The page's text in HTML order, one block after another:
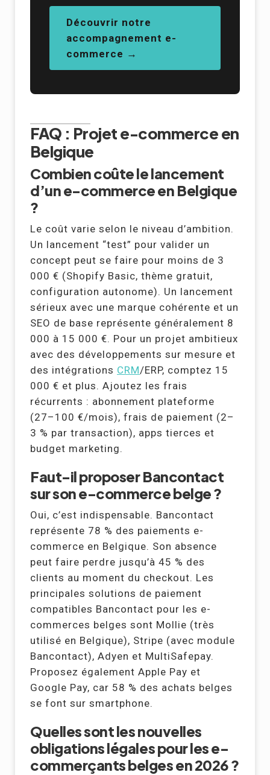
Découvrir notre
accompagnement e-
commerce →
FAQ : Projet e-commerce en
Belgique
Combien coûte le lancement
d’un e-commerce en Belgique
?
Le coût varie selon le niveau d’ambition.
Un lancement “test” pour valider un
concept peut se faire pour moins de 3
000 € (Shopify Basic, thème gratuit,
configuration autonome). Un lancement
sérieux avec une marque cohérente et un
SEO de base représente généralement 8
000 à 15 000 €. Pour un projet ambitieux
avec des développements sur mesure et
des intégrations CRM/ERP, comptez 15
000 € et plus. Ajoutez les frais
récurrents : abonnement plateforme
(27–100 €/mois), frais de paiement (2–
3 % par transaction), apps tierces et
budget marketing.
Faut-il proposer Bancontact
sur son e-commerce belge ?
Oui, c’est indispensable. Bancontact
représente 78 % des paiements e-
commerce en Belgique. Son absence
peut faire perdre jusqu’à 45 % des
clients au moment du checkout. Les
principales solutions de paiement
compatibles Bancontact pour les e-
commerces belges sont Mollie (très
utilisé en Belgique), Stripe (avec module
Bancontact), Adyen et MultiSafepay.
Proposez également Apple Pay et
Google Pay, car 58 % des achats belges
se font sur smartphone.
Quelles sont les nouvelles
obligations légales pour les e-
commerçants belges en 2026 ?